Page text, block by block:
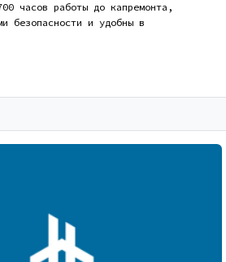
часов работы до капремонта,
безопасности и удобны в